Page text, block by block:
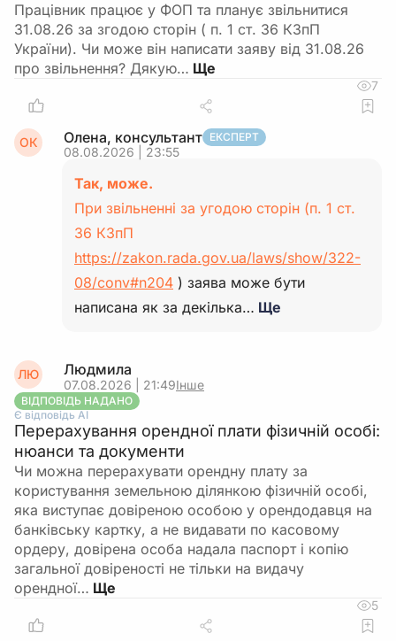
Працівник працює у ФОП та планує звільнитися
31.08.26 за згодою сторін ( п. 1 ст. 36 КЗпП
України). Чи може він написати заяву від 31.08.26
про звільнення? Дякую…
7
ОК Олена, консультант ЕКСПЕРТ
08.08.2026 | 23:55
Так, може.
При звільненні за угодою сторін (п. 1 ст.
36 КЗпП
https://zakon.rada.gov.ua/laws/show/322-
08/conv#n204 ) заява може бути
написана як за декілька… Ще
ЛЮ Людмила
07.08.2026 | 21:49Інше
ВІДПОВІДЬ НАДАНО
Є відповідь АІ
Перерахування орендної плати фізичній особі:
нюанси та документи
Чи можна перерахувати орендну плату за
користування земельною ділянкою фізичній особі,
яка виступає довіреною особою у орендодавця на
банківську картку, а не видавати по касовому
ордеру, довірена особа надала паспорт і копію
загальної довіреності не тільки на видачу
орендної…
5